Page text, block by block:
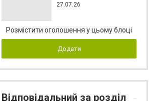
27.07.26
Розмістити оголошення у цьому блоці
Додати
Відповідальний за розділ